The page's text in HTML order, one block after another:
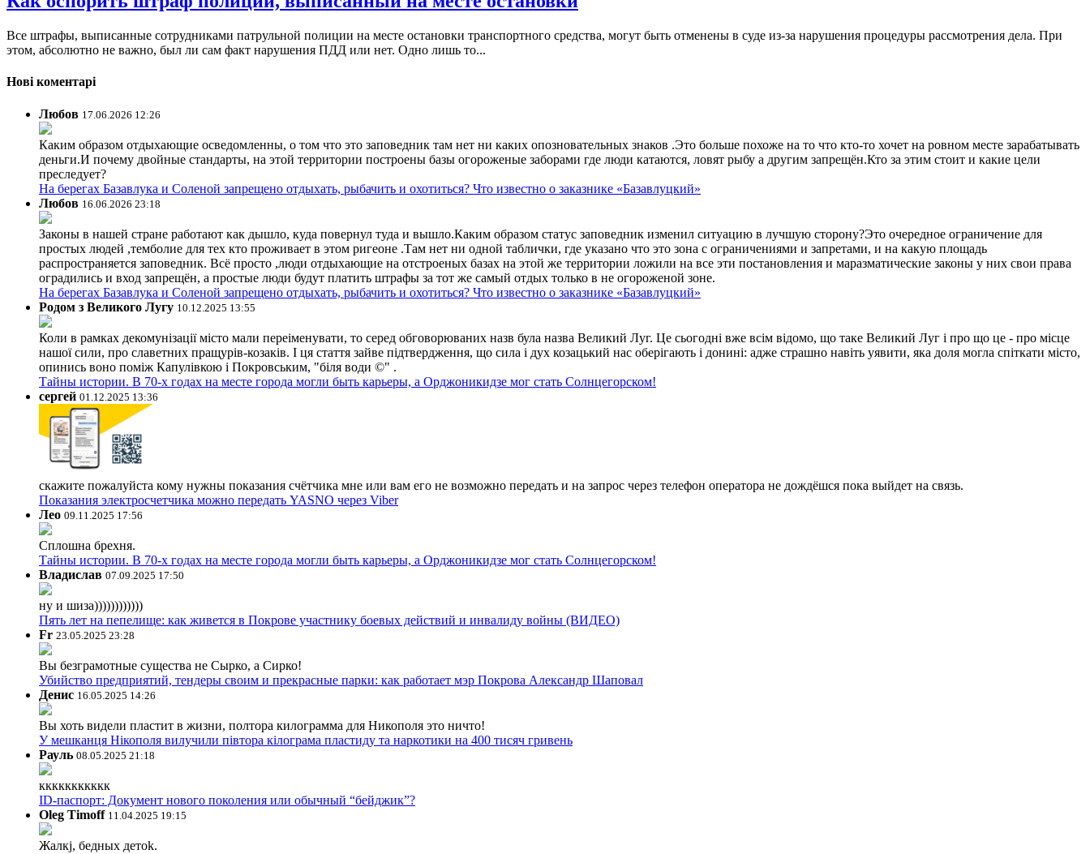
Все штрафы, выписанные сотрудниками патрульной полиции на месте остановки транспортного средства, могут быть отменены в суде из-за нарушения процедуры рассмотрения дела. При
этом, абсолютно не важно, был ли сам факт нарушения ПДД или нет. Одно лишь то...
Нові коментарі
Любов 17.06.2026 12:26
Каким образом отдыхающие осведомленны, о том что это заповедник там нет ни каких опозновательных знаков .Это больше похоже на то что кто-то хочет на ровном месте зарабатывать
деньги.И почему двойные стандарты, на этой территории построены базы огороженые заборами где люди катаются, ловят рыбу а другим запрещён.Кто за этим стоит и какие цели
преследует?
На берегах Базавлука и Соленой запрещено отдыхать, рыбачить и охотиться? Что известно о заказнике «Базавлуцкий»
Любов 16.06.2026 23:18
Законы в нашей стране работают как дышло, куда повернул туда и вышло.Каким образом статус заповедник изменил ситуацию в лучшую сторону?Это очередное ограничение для
простых людей ,темболие для тех кто проживает в этом ригеоне .Там нет ни одной таблички, где указано что это зона с ограничениями и запретами, и на какую площадь
распространяется заповедник. Всё просто ,люди отдыхающие на отстроеных базах на этой же территории ложили на все эти постановления и маразматические законы у них свои права
оградились и вход запрещён, а простые люди будут платить штрафы за тот же самый отдых только в не огороженой зоне.
На берегах Базавлука и Соленой запрещено отдыхать, рыбачить и охотиться? Что известно о заказнике «Базавлуцкий»
Родом з Великого Лугу 10.12.2025 13:55
Коли в рамках декомунізації місто мали переіменувати, то серед обговорюваних назв була назва Великий Луг. Це сьогодні вже всім відомо, що таке Великий Луг і про що це - про місце
нашої сили, про славетних пращурів-козаків. І ця стаття зайве підтвердження, що сила і дух козацький нас оберігають і донині: адже страшно навіть уявити, яка доля могла спіткати місто,
опинись воно поміж Капулівкою і Покровським, "біля води ©" .
Тайны истории. В 70-х годах на месте города могли быть карьеры, а Орджоникидзе мог стать Солнцегорском!
сергей 01.12.2025 13:36
скажите пожалуйста кому нужны показания счётчика мне или вам его не возможно передать и на запрос через телефон оператора не дождёшся пока выйдет на связь.
Показания электросчетчика можно передать YASNO через Viber
Лео 09.11.2025 17:56
Сплошна брехня.
Тайны истории. В 70-х годах на месте города могли быть карьеры, а Орджоникидзе мог стать Солнцегорском!
Владислав 07.09.2025 17:50
ну и шиза))))))))))))
Пять лет на пепелище: как живется в Покрове участнику боевых действий и инвалиду войны (ВИДЕО)
Fr 23.05.2025 23:28
Вы безграмотные существа не Сырко, а Сирко!
Убийство предприятий, тендеры своим и прекрасные парки: как работает мэр Покрова Александр Шаповал
Денис 16.05.2025 14:26
Вы хоть видели пластит в жизни, полтора килограмма для Никополя это ничто!
У мешканця Нікополя вилучили півтора кілограма пластиду та наркотики на 400 тисяч гривень
Рауль 08.05.2025 21:18
ккккккккккк
ID-паспорт: Документ нового поколения или обычный “бейджик”?
Oleg Timoff 11.04.2025 19:15
Жалкj, бедных детok.